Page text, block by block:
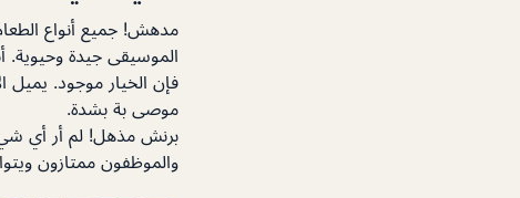
مدهش! جميع أنواع
الموسيقى جيدة وحيوية.
فإن الخيار موجود. يميل
موصى بة بشدة.
برنش مذهل! لم أر أي
والموظفون ممتازون